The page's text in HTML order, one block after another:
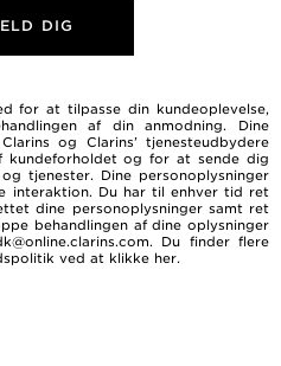
DIG
for at tilpasse din kundeoplevelse,
af ​​din anmodning. Dine
og Clarins’ tjenesteudbydere
kundeforholdet og for at sende dig
tjenester. Dine personoplysninger
interaktion. Du har til enhver tid ret
dine personoplysninger samt ret
behandlingen af dine oplysninger
Du finder flere
ved at klikke her.